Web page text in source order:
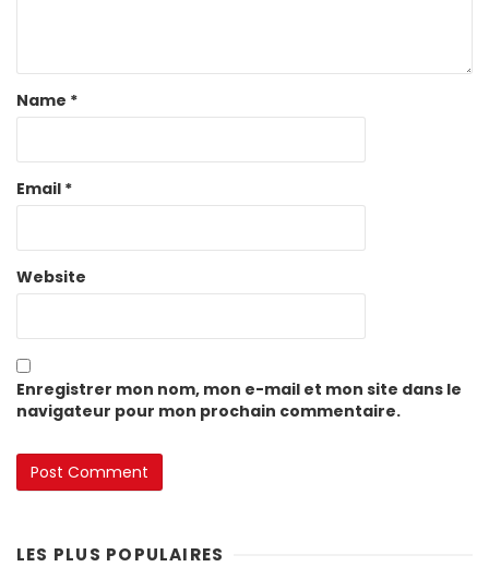
Name *
Email *
Website
Enregistrer mon nom, mon e-mail et mon site dans le
navigateur pour mon prochain commentaire.
LES PLUS POPULAIRES